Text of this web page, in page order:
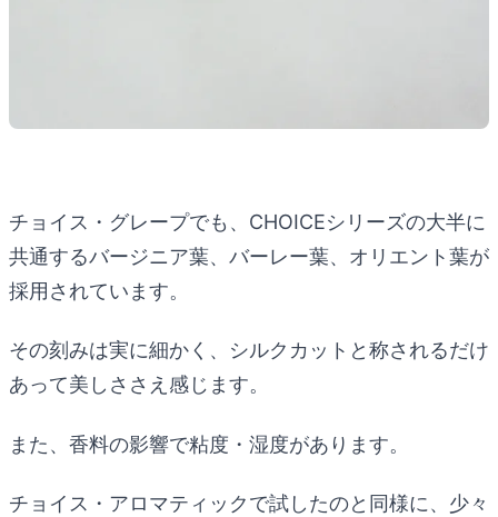
チョイス・グレープでも、CHOICEシリーズの大半に
共通するバージニア葉、バーレー葉、オリエント葉が
採用されています。
その刻みは実に細かく、シルクカットと称されるだけ
あって美しささえ感じます。
また、香料の影響で粘度・湿度があります。
チョイス・アロマティックで試したのと同様に、少々